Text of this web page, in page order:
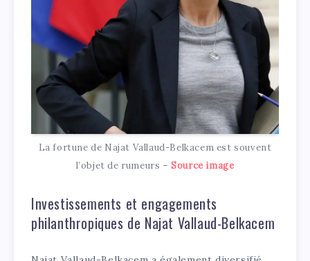
La fortune de Najat Vallaud-Belkacem est souvent
l’objet de rumeurs –Source image
Investissements et engagements
philanthropiques de Najat Vallaud-Belkacem